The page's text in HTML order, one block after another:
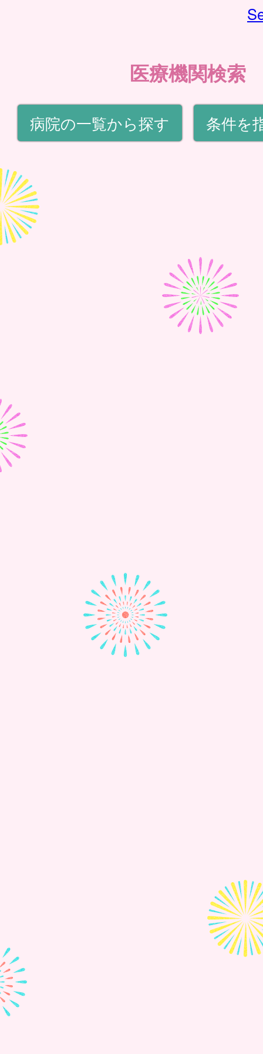
医療機関検索
病院の一覧から探す 条件を